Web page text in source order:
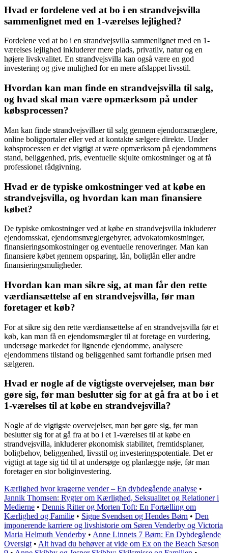
Hvad er fordelene ved at bo i en strandvejsvilla
sammenlignet med en 1-værelses lejlighed?
Fordelene ved at bo i en strandvejsvilla sammenlignet med en 1-
værelses lejlighed inkluderer mere plads, privatliv, natur og en
højere livskvalitet. En strandvejsvilla kan også være en god
investering og give mulighed for en mere afslappet livsstil.
Hvordan kan man finde en strandvejsvilla til salg,
og hvad skal man være opmærksom på under
købsprocessen?
Man kan finde strandvejsvillaer til salg gennem ejendomsmæglere,
online boligportaler eller ved at kontakte sælgere direkte. Under
købsprocessen er det vigtigt at være opmærksom på ejendommens
stand, beliggenhed, pris, eventuelle skjulte omkostninger og at få
professionel rådgivning.
Hvad er de typiske omkostninger ved at købe en
strandvejsvilla, og hvordan kan man finansiere
købet?
De typiske omkostninger ved at købe en strandvejsvilla inkluderer
ejendomsskat, ejendomsmæglergebyrer, advokatomkostninger,
finansieringsomkostninger og eventuelle renoveringer. Man kan
finansiere købet gennem opsparing, lån, boliglån eller andre
finansieringsmuligheder.
Hvordan kan man sikre sig, at man får den rette
værdiansættelse af en strandvejsvilla, før man
foretager et køb?
For at sikre sig den rette værdiansættelse af en strandvejsvilla før et
køb, kan man få en ejendomsmægler til at foretage en vurdering,
undersøge markedet for lignende ejendomme, analysere
ejendommens tilstand og beliggenhed samt forhandle prisen med
sælgeren.
Hvad er nogle af de vigtigste overvejelser, man bør
gøre sig, før man beslutter sig for at gå fra at bo i et
1-værelses til at købe en strandvejsvilla?
Nogle af de vigtigste overvejelser, man bør gøre sig, før man
beslutter sig for at gå fra at bo i et 1-værelses til at købe en
strandvejsvilla, inkluderer økonomisk stabilitet, fremtidsplaner,
boligbehov, beliggenhed, livsstil og investeringspotentiale. Det er
vigtigt at tage sig tid til at undersøge og planlægge nøje, før man
foretager en stor boliginvestering.
Kærlighed hvor kragerne vender – En dybdegående analyse •
Jannik Thomsen: Rygter om Kærlighed, Seksualitet og Relationer i
Medierne • Dennis Ritter og Morten Toft: En Fortælling om
Kærlighed og Familie • Signe Svendsen og Hendes Børn • Den
imponerende karriere og livshistorie om Søren Venderby og Victoria
Maria Helmuth Venderby • Anne Linnets 7 Børn: En Dybdegående
Oversigt • Alt hvad du behøver at vide om Ex on the Beach Sæson